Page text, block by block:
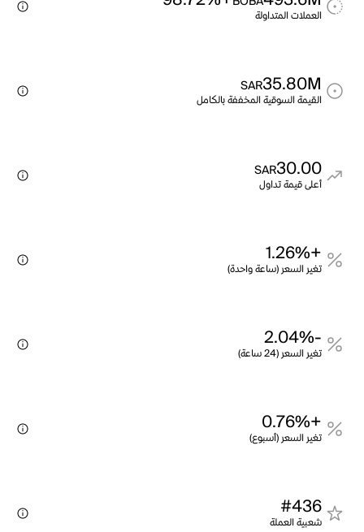
العملات المتداولة
35.80M
SAR
القيمة السوقية المخففة بالكامل
30.00
SAR
أعلى قيمة تداول
+1.26%
تغير السعر (ساعة واحدة)
-2.04%
تغير السعر (24 ساعة)
+0.76%
تغير السعر (أسبوع)
#436
شعبية العملة